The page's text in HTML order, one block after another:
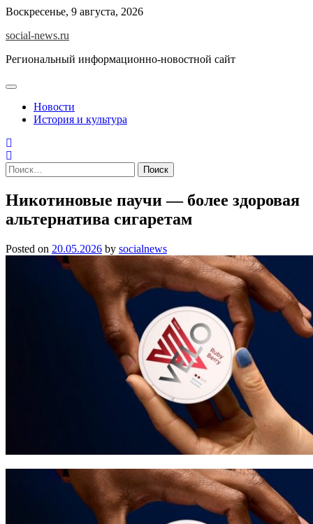
Skip
content
Воскресенье, 9 августа, 2026
social-news.ru
Региональный информационно-новостной сайт
Новости
История и культура
Найти:
Никотиновые паучи — более здоровая
альтернатива сигаретам
Posted on 20.05.2026 by socialnews